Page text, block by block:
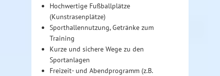
Hochwertige Fußballplätze
(Kunstrasenplätze)
Sporthallennutzung, Getränke zum
Training
Kurze und sichere Wege zu den
Sportanlagen
Freizeit- und Abendprogramm (z.B.